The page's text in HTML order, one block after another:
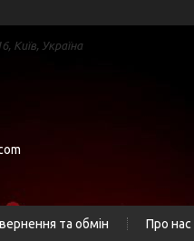
Київ, Україна
та обмін Про нас